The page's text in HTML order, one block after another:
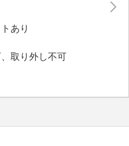
、チクチクしにくい肌
たはぴったりか、お好
さい。
あり
取り外し不可
リウレタン５％
レタン